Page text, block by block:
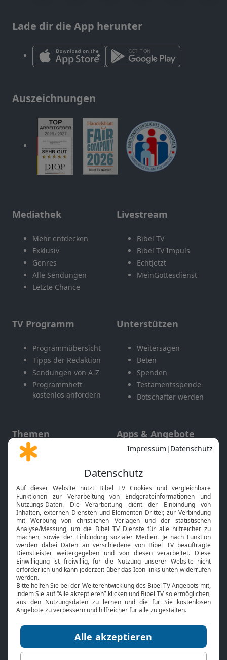
Lade dir die App herunter
Auszeichnungen
Mediathek
Mehr entdecken
Exklusiv
Genres
Alle Sendungen
Letzte Chance
Livestream
Bibel TV
Bibel TV Impuls
EchtJetzt
MeinGottesdienst
TV Programm
Programmübersicht
Tipps der Redaktion
Sendungen von A-Z
Programmheft
kostenlos anfordern
Unterstützen
Weitersagen
Beten
Spenden
Testamentsspende
Botschafter werden
Themen
Gott und Bibel erklärt
Neuigkeiten
Apps & Angebote
Mobile App
Smart TV
HbbTV
Bibelthek Online-Bibel
Nächster Gottesdienst
Bibel TV
Über uns
Jobs
Mediadaten
Service
Kontakt
TV-Empfang